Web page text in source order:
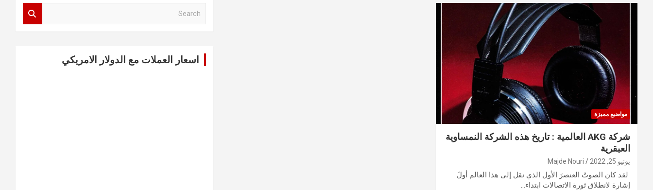
مواضيع مميزة
شركة AKG العالمية : تاريخ هذه الشركة النمساوية
العبقرية
يونيو 25, 2022 Majde Nouri
لقد كان الصوتُ العنصرَ الأول الذي نقل إلى هذا العالم أولَ
إشارة لانطلاق ثورة الاتصالات ابتداء…
اسعار العملات مع الدولار الامريكي